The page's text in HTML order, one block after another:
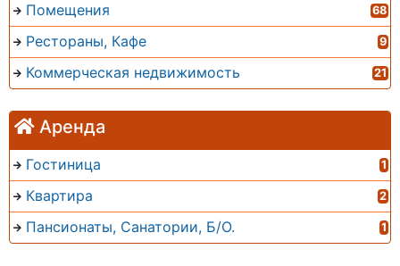
Помещения 68
Рестораны, Кафе 9
Коммерческая недвижимость 21
Аренда
Гостиница 1
Квартира 2
Пансионаты, Санатории, Б/О. 1